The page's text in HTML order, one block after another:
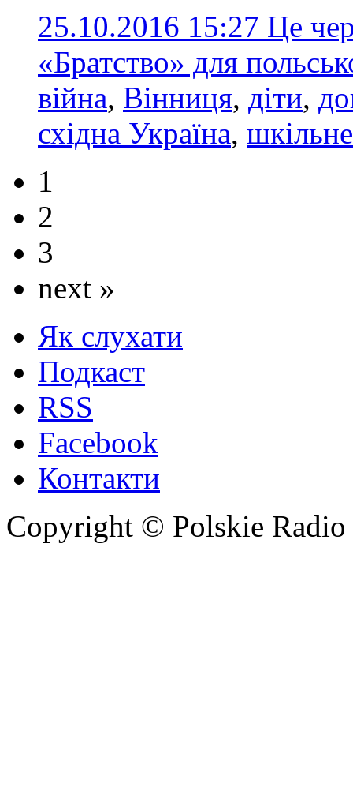
25.10.2016 15:27 Це
«Братство» для
війна, Вінниця, діти,
східна Україна,
1
2
3
next »
Як слухати
Подкаст
RSS
Facebook
Контакти
Copyright © Polskie